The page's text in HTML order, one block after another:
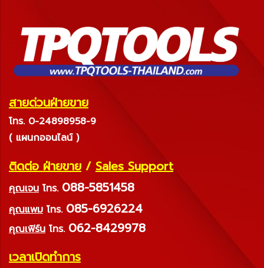
สายด่วนฝ่ายขาย
โทร. 0-24898958-9
( แผนกออนไลน์ )
ติดต่อ ฝ่ายขาย / Sales Support
คุณเจน โทร. 088-5851458
คุณแพม โทร. 085-6926224
คุณเฟิร์น โทร. 062-8429978
เวลาเปิดทำการ